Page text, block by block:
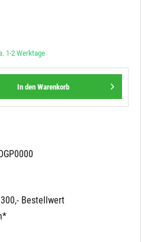
1-2 Werktage
In den Warenkorb
Bestellwert